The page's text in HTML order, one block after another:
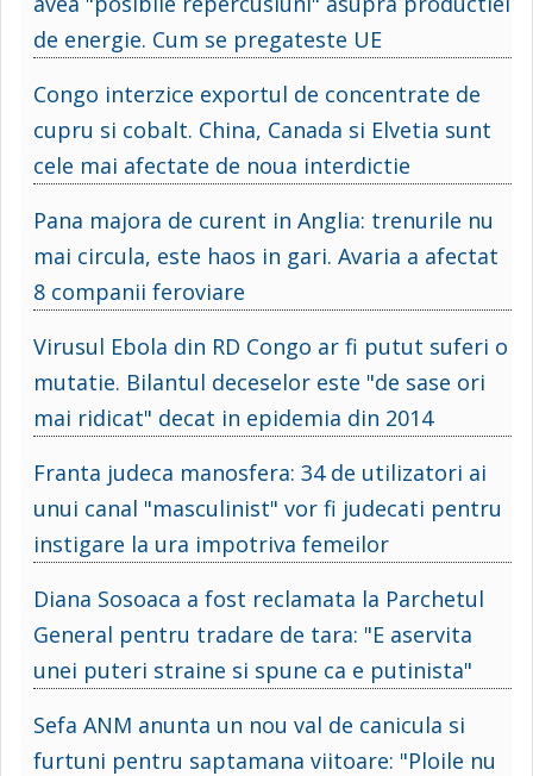
de energie. Cum se pregateste UE
Congo interzice exportul de concentrate de
cupru si cobalt. China, Canada si Elvetia sunt
cele mai afectate de noua interdictie
Pana majora de curent in Anglia: trenurile nu
mai circula, este haos in gari. Avaria a afectat
8 companii feroviare
Virusul Ebola din RD Congo ar fi putut suferi o
mutatie. Bilantul deceselor este "de sase ori
mai ridicat" decat in epidemia din 2014
Franta judeca manosfera: 34 de utilizatori ai
unui canal "masculinist" vor fi judecati pentru
instigare la ura impotriva femeilor
Diana Sosoaca a fost reclamata la Parchetul
General pentru tradare de tara: "E aservita
unei puteri straine si spune ca e putinista"
Sefa ANM anunta un nou val de canicula si
furtuni pentru saptamana viitoare: "Ploile nu